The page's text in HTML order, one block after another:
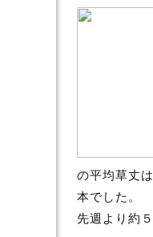
の平均草丈
本でした。
先週より約